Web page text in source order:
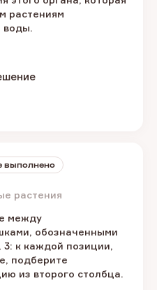
растениям
воды.
выполнено
растения
между
обозначенными
3: к каждой позиции,
подберите
из второго столбца.